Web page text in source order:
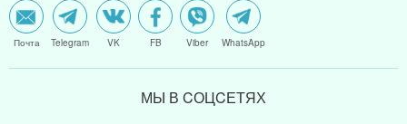
Почта Telegram VK FB Viber WhatsApp
МЫ В CОЦCЕТЯХ